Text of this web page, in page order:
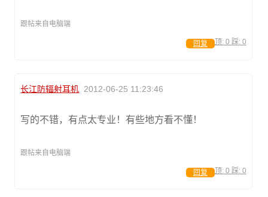
跟帖来自电脑端
顶: 0 踩: 0
回复
长江防辐射耳机 2012-06-25 11:23:46
写的不错，有点太专业！有些地方看不懂！
跟帖来自电脑端
顶: 0 踩: 0
回复